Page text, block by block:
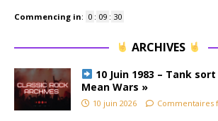
Commencing in: 0 : 09 : 29
ARCHIVES
10 Juin 1983 – Tank
Mean Wars »
10 juin 2026 Commentaires